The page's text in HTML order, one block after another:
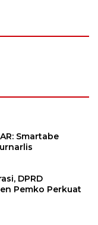
Smartabe
DPRD
Pemko Perkuat